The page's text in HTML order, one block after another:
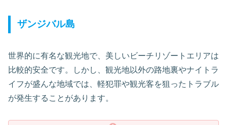
ザンジバル島
世界的に有名な観光地で、美しいビーチリゾートエリアは
比較的安全です。しかし、観光地以外の路地裏やナイトラ
イフが盛んな地域では、軽犯罪や観光客を狙ったトラブル
が発生することがあります。